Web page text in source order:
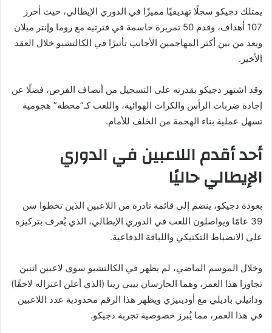
يمتلك دجيكو سجلًا تهديفيًا مميزًا في الدوري الإيطالي، حيث أحرز
107 أهداف، وقدم 50 تمريرة حاسمة في فترتيه مع روما وإنتر ميلان
ويعد من بين أكثر المهاجمين الأجانب تأثيرًا في الكالتشيو خلال العقد
الأخير.
وقد اشتهر دجيكو بقدرته على التسجيل من أنصاف الفرص، فضلًا عن
إجادة ضربات الرأس والكرات الهوائية، واللعب كـ”محطة” هجومية
تسهل عملية بناء الهجمة من الخلف للأمام.
أحد أقدم اللاعبين في الدوري
الإيطالي حاليًا
بعودة دجيكو، ينضم إلى قائمة نادرة من اللاعبين الذين تخطوا سن
39 عامًا ويواصلون اللعب في الدوري الإيطالي، الذي يُعرف بتركيزه
على الانضباط التكتيكي واللياقة الدفاعية.
وخلال الموسم الماضي، لم يظهر في الكالتشيو سوى لاعبين اثنين
تجاوزا هذا العمر، وهما الحارسان بيبي رينا (الذي أعلن اعتزاله لاحقًا)
ودانيلي باديلي مع أودينيزي ويظهر هذا الرقم محدودية عدد اللاعبين
في هذا العمر، مما يُبرز خصوصية تجربة دجيكو.